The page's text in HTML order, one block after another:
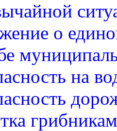
о
на
грибникам